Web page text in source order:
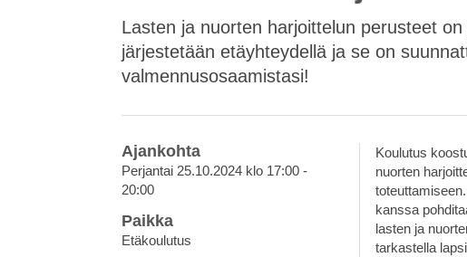
Lasten ja nuorten harjoittelun perusteet
järjestetään etäyhteydellä ja se on
valmennusosaamistasi!
Ajankohta
Perjantai 25.10.2024 klo 17:00 -
20:00
Paikka
Etäkoulutus
Koulutus
nuorten
kanssa
lasten ja
tarkastella